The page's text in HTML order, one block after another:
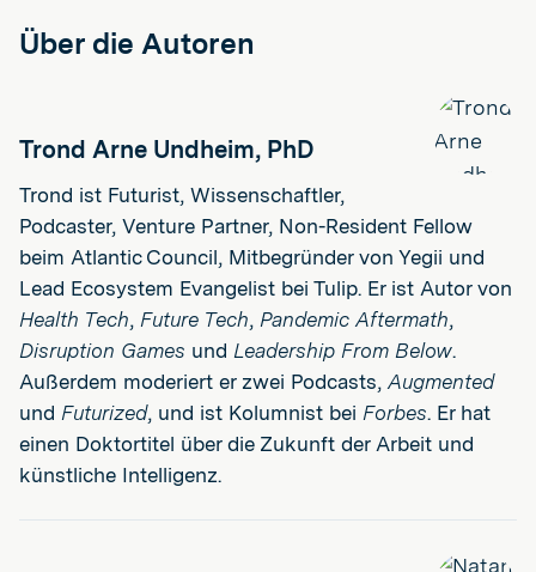
Über die Autoren
Trond Arne Undheim, PhD
Trond ist Futurist, Wissenschaftler,
Podcaster, Venture Partner, Non-Resident Fellow
beim Atlantic Council, Mitbegründer von Yegii und
Lead Ecosystem Evangelist bei Tulip. Er ist Autor von
Health Tech, Future Tech, Pandemic Aftermath,
Disruption Games und Leadership From Below.
Außerdem moderiert er zwei Podcasts, Augmented
und Futurized, und ist Kolumnist bei Forbes. Er hat
einen Doktortitel über die Zukunft der Arbeit und
künstliche Intelligenz.